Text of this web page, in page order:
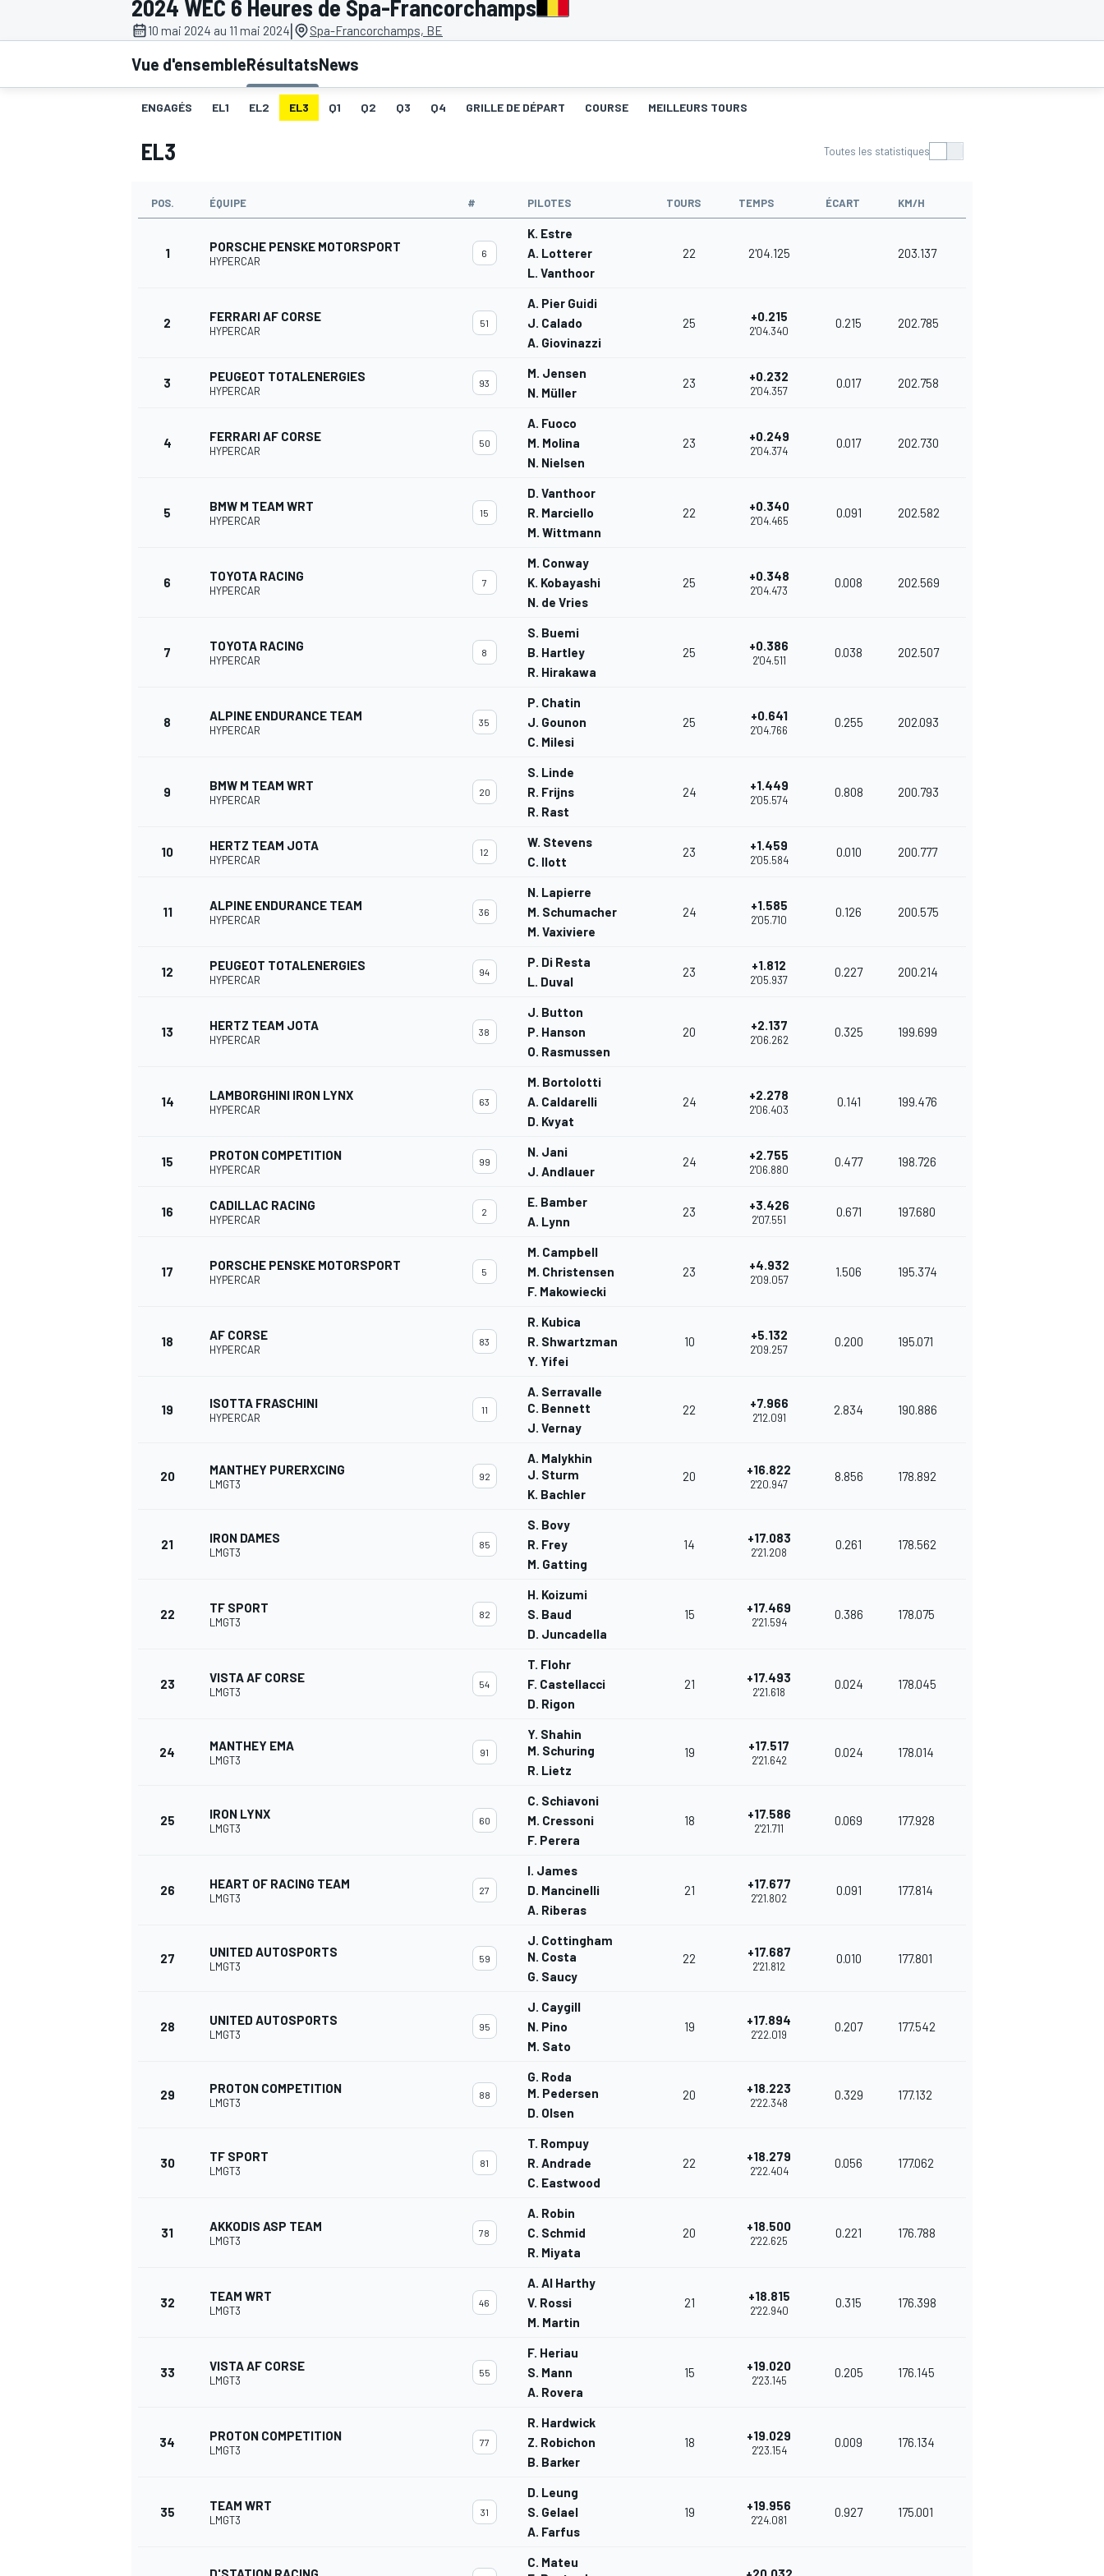
2024 WEC 6 Heures de Spa-Francorchamps
10 mai 2024 au 11 mai 2024| Spa-Francorchamps, BE
Vue d'ensembleRésultatsNews
ENGAGÉS EL1 EL2 EL3 Q1 Q2 Q3 Q4 GRILLE DE DÉPART COURSE MEILLEURS TOURS
EL3 Toutes les statistiques
POS. ÉQUIPE # PILOTES TOURS TEMPS ÉCART KM/H
1 PORSCHE PENSKE MOTORSPORT
HYPERCAR
6
K. Estre
A. Lotterer
L. Vanthoor
22 2'04.125 203.137
2 FERRARI AF CORSE
HYPERCAR
51
A. Pier Guidi
J. Calado
A. Giovinazzi
25 +0.215
2'04.340
0.215 202.785
3 PEUGEOT TOTALENERGIES
HYPERCAR
93
M. Jensen
N. Müller
23 +0.232
2'04.357
0.017 202.758
4 FERRARI AF CORSE
HYPERCAR
50
A. Fuoco
M. Molina
N. Nielsen
23 +0.249
2'04.374
0.017 202.730
5 BMW M TEAM WRT
HYPERCAR
15
D. Vanthoor
R. Marciello
M. Wittmann
22 +0.340
2'04.465
0.091 202.582
6 TOYOTA RACING
HYPERCAR
7
M. Conway
K. Kobayashi
N. de Vries
25 +0.348
2'04.473
0.008 202.569
7 TOYOTA RACING
HYPERCAR
8
S. Buemi
B. Hartley
R. Hirakawa
25 +0.386
2'04.511
0.038 202.507
8 ALPINE ENDURANCE TEAM
HYPERCAR
35
P. Chatin
J. Gounon
C. Milesi
25 +0.641
2'04.766
0.255 202.093
9 BMW M TEAM WRT
HYPERCAR
20
S. Linde
R. Frijns
R. Rast
24 +1.449
2'05.574
0.808 200.793
10 HERTZ TEAM JOTA
HYPERCAR
12
W. Stevens
C. Ilott
23 +1.459
2'05.584
0.010 200.777
11 ALPINE ENDURANCE TEAM
HYPERCAR
36
N. Lapierre
M. Schumacher
M. Vaxiviere
24 +1.585
2'05.710
0.126 200.575
12 PEUGEOT TOTALENERGIES
HYPERCAR
94
P. Di Resta
L. Duval
23 +1.812
2'05.937
0.227 200.214
13 HERTZ TEAM JOTA
HYPERCAR
38
J. Button
P. Hanson
O. Rasmussen
20 +2.137
2'06.262
0.325 199.699
14 LAMBORGHINI IRON LYNX
HYPERCAR
63
M. Bortolotti
A. Caldarelli
D. Kvyat
24 +2.278
2'06.403
0.141 199.476
15 PROTON COMPETITION
HYPERCAR
99
N. Jani
J. Andlauer
24 +2.755
2'06.880
0.477 198.726
16 CADILLAC RACING
HYPERCAR
2
E. Bamber
A. Lynn
23 +3.426
2'07.551
0.671 197.680
17 PORSCHE PENSKE MOTORSPORT
HYPERCAR
5
M. Campbell
M. Christensen
F. Makowiecki
23 +4.932
2'09.057
1.506 195.374
18 AF CORSE
HYPERCAR
83
R. Kubica
R. Shwartzman
Y. Yifei
10 +5.132
2'09.257
0.200 195.071
19 ISOTTA FRASCHINI
HYPERCAR
11
A. Serravalle
C. Bennett
J. Vernay
22 +7.966
2'12.091
2.834 190.886
20 MANTHEY PURERXCING
LMGT3
92
A. Malykhin
J. Sturm
K. Bachler
20 +16.822
2'20.947
8.856 178.892
21 IRON DAMES
LMGT3
85
S. Bovy
R. Frey
M. Gatting
14 +17.083
2'21.208
0.261 178.562
22 TF SPORT
LMGT3
82
H. Koizumi
S. Baud
D. Juncadella
15 +17.469
2'21.594
0.386 178.075
23 VISTA AF CORSE
LMGT3
54
T. Flohr
F. Castellacci
D. Rigon
21 +17.493
2'21.618
0.024 178.045
24 MANTHEY EMA
LMGT3
91
Y. Shahin
M. Schuring
R. Lietz
19 +17.517
2'21.642
0.024 178.014
25 IRON LYNX
LMGT3
60
C. Schiavoni
M. Cressoni
F. Perera
18 +17.586
2'21.711
0.069 177.928
26 HEART OF RACING TEAM
LMGT3
27
I. James
D. Mancinelli
A. Riberas
21 +17.677
2'21.802
0.091 177.814
27 UNITED AUTOSPORTS
LMGT3
59
J. Cottingham
N. Costa
G. Saucy
22 +17.687
2'21.812
0.010 177.801
28 UNITED AUTOSPORTS
LMGT3
95
J. Caygill
N. Pino
M. Sato
19 +17.894
2'22.019
0.207 177.542
29 PROTON COMPETITION
LMGT3
88
G. Roda
M. Pedersen
D. Olsen
20 +18.223
2'22.348
0.329 177.132
30 TF SPORT
LMGT3
81
T. Rompuy
R. Andrade
C. Eastwood
22 +18.279
2'22.404
0.056 177.062
31 AKKODIS ASP TEAM
LMGT3
78
A. Robin
C. Schmid
R. Miyata
20 +18.500
2'22.625
0.221 176.788
32 TEAM WRT
LMGT3
46
A. Al Harthy
V. Rossi
M. Martin
21 +18.815
2'22.940
0.315 176.398
33 VISTA AF CORSE
LMGT3
55
F. Heriau
S. Mann
A. Rovera
15 +19.020
2'23.145
0.205 176.145
34 PROTON COMPETITION
LMGT3
77
R. Hardwick
Z. Robichon
B. Barker
18 +19.029
2'23.154
0.009 176.134
35 TEAM WRT
LMGT3
31
D. Leung
S. Gelael
A. Farfus
19 +19.956
2'24.081
0.927 175.001
C. Mateu